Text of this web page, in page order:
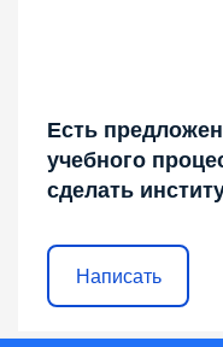
Есть
учебного
сделать
Написать